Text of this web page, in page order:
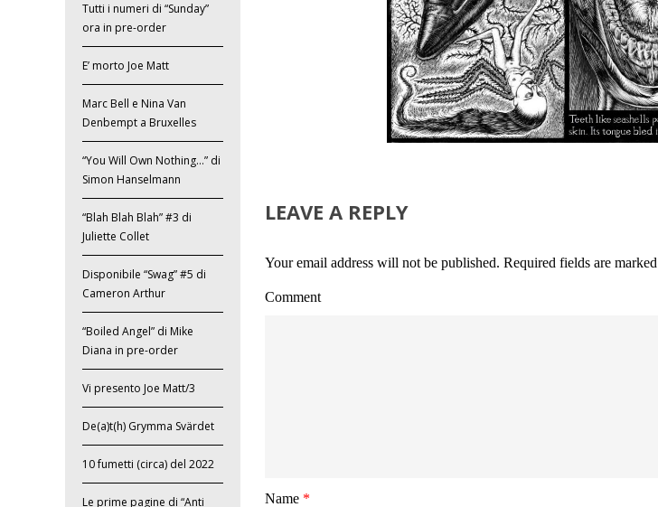
LEAVE A REPLY
Your email address will not be published. Required fields are marked
Comment
Name *
Tutti i numeri di “Sunday”
ora in pre-order
E’ morto Joe Matt
Marc Bell e Nina Van
Denbempt a Bruxelles
“You Will Own Nothing…” di
Simon Hanselmann
“Blah Blah Blah” #3 di
Juliette Collet
Disponibile “Swag” #5 di
Cameron Arthur
“Boiled Angel” di Mike
Diana in pre-order
Vi presento Joe Matt/3
De(a)t(h) Grymma Svärdet
10 fumetti (circa) del 2022
Le prime pagine di “Anti